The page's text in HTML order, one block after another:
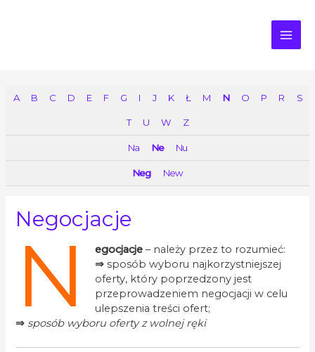
A B C D E F G I J K Ł M N O P R S
T U W Z
Na Ne Nu
Neg New
Negocjacje
N egocjacje– należy przez to rozumieć:
⇒ sposób wyboru najkorzystniejszej
oferty, który poprzedzony jest
przeprowadzeniem negocjacji w celu
ulepszenia treści ofert;
⇒ sposób wyboru oferty z wolnej ręki